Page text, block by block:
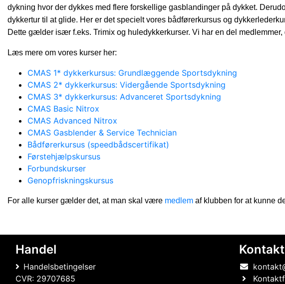
dykning hvor der dykkes med flere forskellige gasblandinger på dykket.
dykkertur til at glide. Her er det specielt vores bådførerkursus og
Dette gælder især f.eks. Trimix og huledykkerkurser. Vi har en del
Læs mere om vores kurser her:
CMAS 1* dykkerkursus: Grundlæggende Sportsdykning
CMAS 2* dykkerkursus: Vidergående Sportsdykning
CMAS 3* dykkerkursus: Advanceret Sportsdykning
CMAS Basic Nitrox
CMAS Advanced Nitrox
CMAS Gasblender & Service Technician
Bådførerkursus (speedbådscertifikat)
Førstehjælpskursus
Forbundskurser
Genopfriskningskursus
For alle kurser gælder det, at man skal være medlem af klubben for at kunne
Handel
Handelsbetingelser
CVR: 29707685
Kontakt